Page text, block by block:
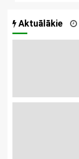
Aktuālākie